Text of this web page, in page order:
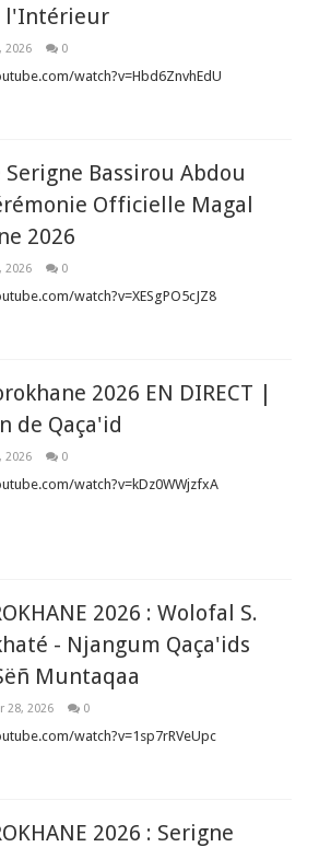
l'Intérieur
2026 0
watch?v=Hbd6ZnvhEdU
Serigne Bassirou Abdou
Officielle Magal
2026
2026 0
watch?v=XESgPO5cJZ8
2026 EN DIRECT |
de Qaça'id
2026 0
watch?v=kDz0WWjzfxA
2026 : Wolofal S.
- Njangum Qaça'ids
Muntaqaa
28, 2026 0
watch?v=1sp7rRVeUpc
2026 : Serigne